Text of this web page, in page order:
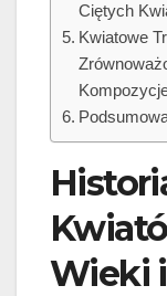
Ciętych
Kwiatowe
Wieki